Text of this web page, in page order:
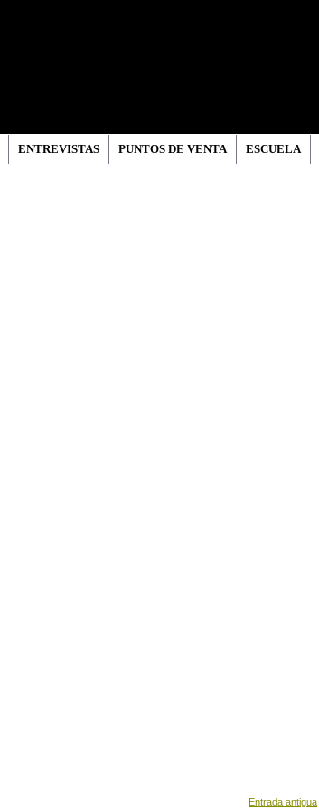
ENTREVISTAS PUNTOS DE VENTA ESCUELA
Entrada antigua